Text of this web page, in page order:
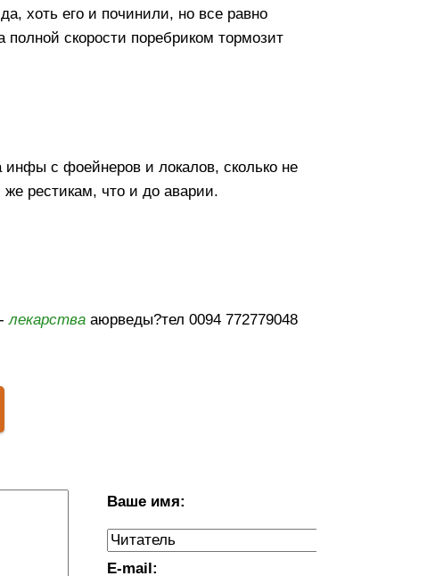
хоть его и починили, но все равно
полной скорости поребриком тормозит
с фоейнеров и локалов, сколько не
рестикам, что и до аварии.
-лекарства аюрведы?тел 0094 772779048
Ваше имя:
E-mail: